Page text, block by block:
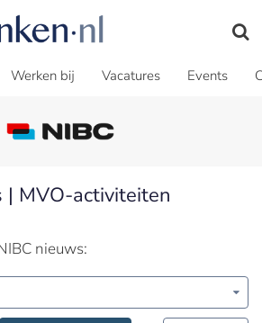
Werken bij Vacatures Events
| MVO-activiteiten
nieuws: